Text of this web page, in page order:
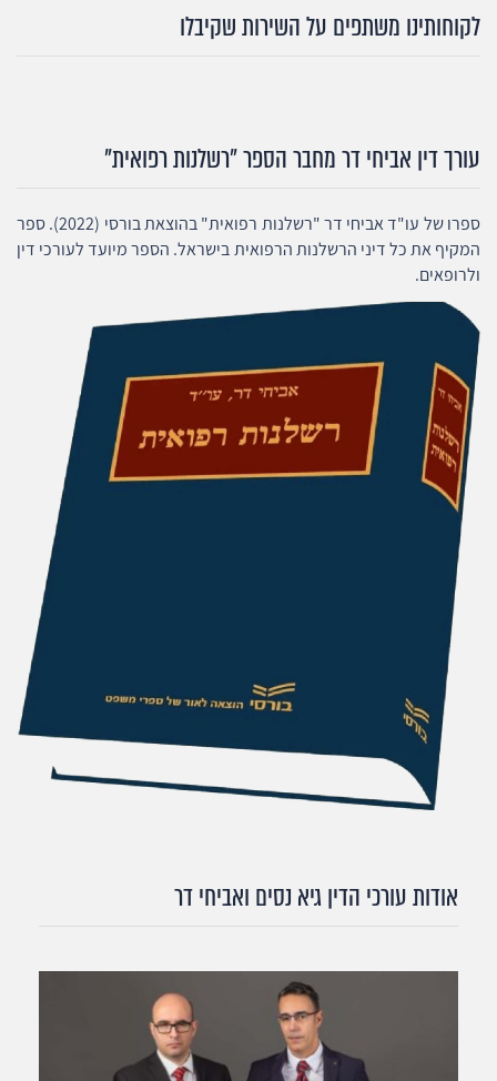
לקוחותינו משתפים על השירות שקיבלו
עורך דין אביחי דר מחבר הספר "רשלנות רפואית"
ספרו של עו"ד אביחי דר "רשלנות רפואית" בהוצאת בורסי (2022). ספר
המקיף את כל דיני הרשלנות הרפואית בישראל. הספר מיועד לעורכי דין
ולרופאים.
אודות עורכי הדין גיא נסים ואביחי דר